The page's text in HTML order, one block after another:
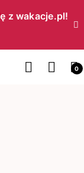
z wakacje.pl!​
0